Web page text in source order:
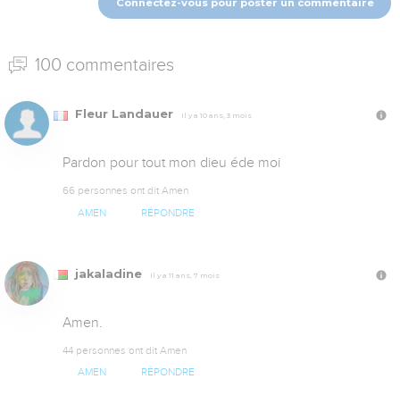
Connectez-vous pour poster un commentaire
100 commentaires
Fleur Landauer Il y a 10 ans, 3 mois
Pardon pour tout mon dieu éde moi
66 personnes ont dit Amen
AMEN RÉPONDRE
jakaladine Il y a 11 ans, 7 mois
Amen.
44 personnes ont dit Amen
AMEN RÉPONDRE